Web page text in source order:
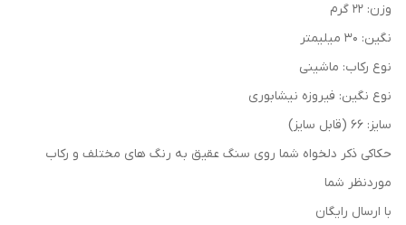
وزن: 22 گرم
نگین: 30 میلیمتر
نوع رکاب: ماشینی
نوع نگین: فیروزه نیشابوری
سایز: 66 (قابل سایز)
حکاکی ذکر دلخواه شما روی سنگ عقیق به رنگ های مختلف و رکاب
موردنظر شما
با ارسال رایگان